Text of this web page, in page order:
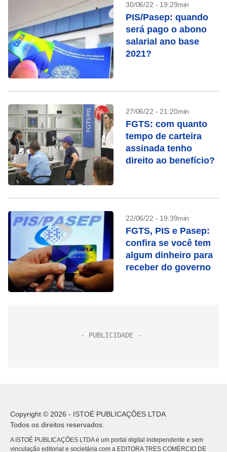
30/06/22 - 19:29min
PIS/Pasep: quando
será pago o abono
salarial ano base
2021?
27/06/22 - 21:20min
FGTS: com quanto
tempo de carteira
assinada tenho
direito ao benefício?
22/06/22 - 19:39min
FGTS, PIS e Pasep:
confira se você tem
algum dinheiro para
receber do governo
Copyright © 2026 - ISTOÉ PUBLICAÇÕES LTDA
Todos os direitos reservados.
A ISTOÉ PUBLICAÇÕES LTDA é um portal digital independente e sem
vinculação editorial e societária com a EDITORA TRES COMÉRCIO DE